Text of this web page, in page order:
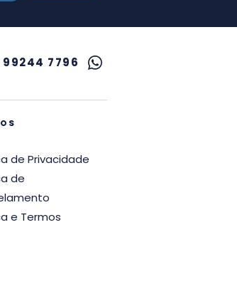
7796
de Privacidade
de
e Termos